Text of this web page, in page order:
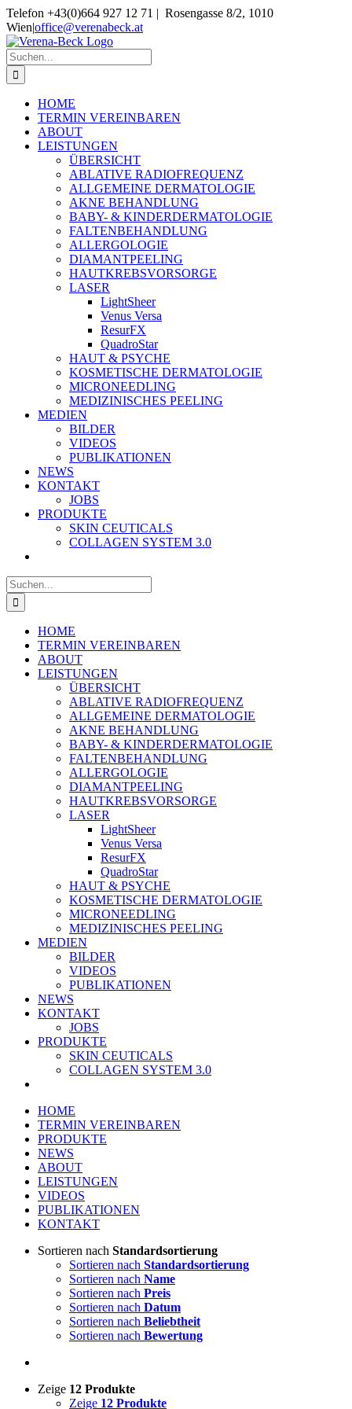
Skip
to
content
Telefon +43(0)664 927 12 71 | Rosengasse 8/2, 1010
Wien|office@verenabeck.at
Suche
nach:
HOME
TERMIN VEREINBAREN
ABOUT
LEISTUNGEN
ÜBERSICHT
ABLATIVE RADIOFREQUENZ
ALLGEMEINE DERMATOLOGIE
AKNE BEHANDLUNG
BABY- & KINDERDERMATOLOGIE
FALTENBEHANDLUNG
ALLERGOLOGIE
DIAMANTPEELING
HAUTKREBSVORSORGE
LASER
LightSheer
Venus Versa
ResurFX
QuadroStar
HAUT & PSYCHE
KOSMETISCHE DERMATOLOGIE
MICRONEEDLING
MEDIZINISCHES PEELING
MEDIEN
BILDER
VIDEOS
PUBLIKATIONEN
NEWS
KONTAKT
JOBS
PRODUKTE
SKIN CEUTICALS
COLLAGEN SYSTEM 3.0
Suche
nach:
HOME
TERMIN VEREINBAREN
ABOUT
LEISTUNGEN
ÜBERSICHT
ABLATIVE RADIOFREQUENZ
ALLGEMEINE DERMATOLOGIE
AKNE BEHANDLUNG
BABY- & KINDERDERMATOLOGIE
FALTENBEHANDLUNG
ALLERGOLOGIE
DIAMANTPEELING
HAUTKREBSVORSORGE
LASER
LightSheer
Venus Versa
ResurFX
QuadroStar
HAUT & PSYCHE
KOSMETISCHE DERMATOLOGIE
MICRONEEDLING
MEDIZINISCHES PEELING
MEDIEN
BILDER
VIDEOS
PUBLIKATIONEN
NEWS
KONTAKT
JOBS
PRODUKTE
SKIN CEUTICALS
COLLAGEN SYSTEM 3.0
HOME
TERMIN VEREINBAREN
PRODUKTE
NEWS
ABOUT
LEISTUNGEN
VIDEOS
PUBLIKATIONEN
KONTAKT
Sortieren nach Standardsortierung
Sortieren nach Standardsortierung
Sortieren nach Name
Sortieren nach Preis
Sortieren nach Datum
Sortieren nach Beliebtheit
Sortieren nach Bewertung
Zeige 12 Produkte
Zeige 12 Produkte